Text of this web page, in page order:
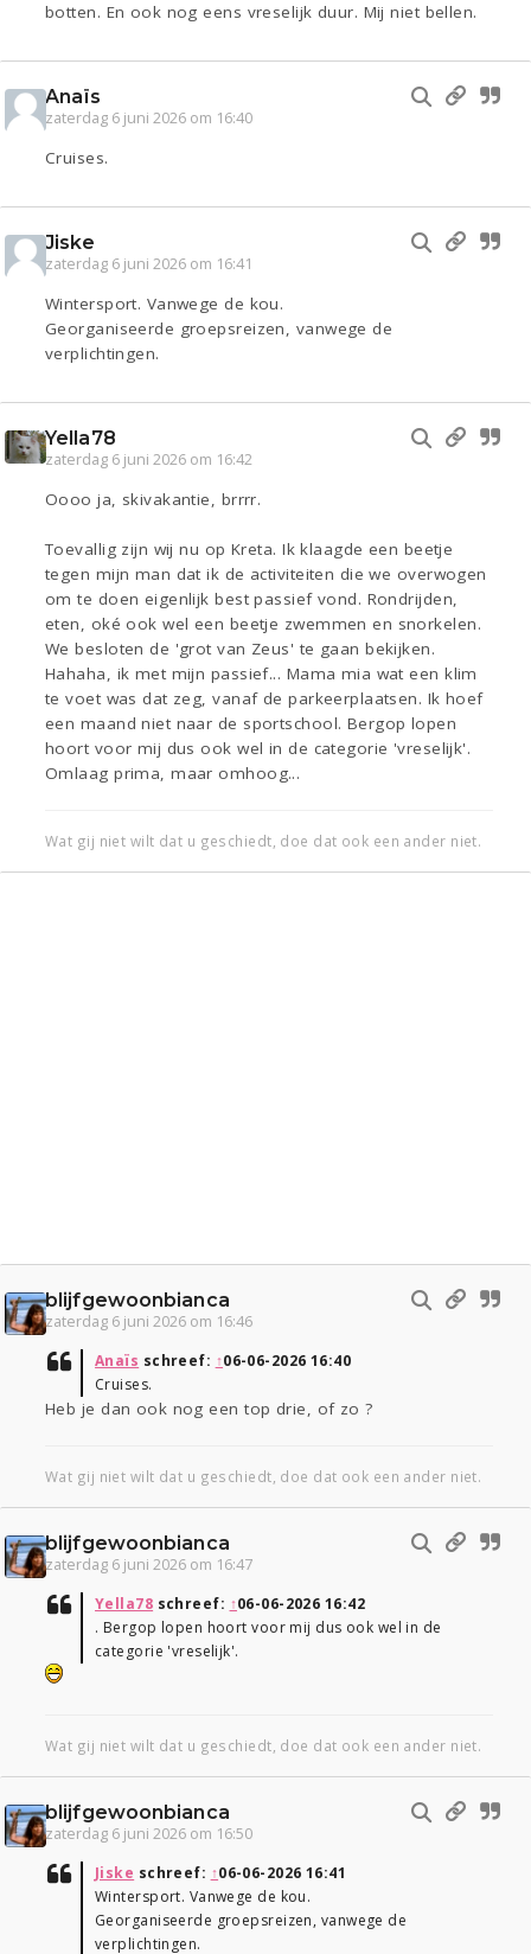
botten. En ook nog eens vreselijk duur. Mij niet bellen.
Anaïs
zaterdag 6 juni 2026 om 16:40
Cruises.
Jiske
zaterdag 6 juni 2026 om 16:41
Wintersport. Vanwege de kou.
Georganiseerde groepsreizen, vanwege de
verplichtingen.
Yella78
zaterdag 6 juni 2026 om 16:42
Oooo ja, skivakantie, brrrr.
Toevallig zijn wij nu op Kreta. Ik klaagde een beetje
tegen mijn man dat ik de activiteiten die we overwogen
om te doen eigenlijk best passief vond. Rondrijden,
eten, oké ook wel een beetje zwemmen en snorkelen.
We besloten de 'grot van Zeus' te gaan bekijken.
Hahaha, ik met mijn passief... Mama mia wat een klim
te voet was dat zeg, vanaf de parkeerplaatsen. Ik hoef
een maand niet naar de sportschool. Bergop lopen
hoort voor mij dus ook wel in de categorie 'vreselijk'.
Omlaag prima, maar omhoog...
Wat gij niet wilt dat u geschiedt, doe dat ook een ander niet.
blijfgewoonbianca
zaterdag 6 juni 2026 om 16:46
Anaïs schreef: ↑06-06-2026 16:40
Cruises.
Heb je dan ook nog een top drie, of zo ?
Wat gij niet wilt dat u geschiedt, doe dat ook een ander niet.
blijfgewoonbianca
zaterdag 6 juni 2026 om 16:47
Yella78 schreef: ↑06-06-2026 16:42
. Bergop lopen hoort voor mij dus ook wel in de
categorie 'vreselijk'.
Wat gij niet wilt dat u geschiedt, doe dat ook een ander niet.
blijfgewoonbianca
zaterdag 6 juni 2026 om 16:50
Jiske schreef: ↑06-06-2026 16:41
Wintersport. Vanwege de kou.
Georganiseerde groepsreizen, vanwege de
verplichtingen.